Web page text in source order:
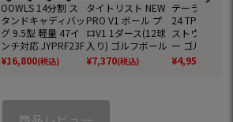
OOWLS 14分割 ス
タンドキャディバッ
グ 9.5型 軽量 47イ
ンチ対応 JYPRF23F
SB 【JYPER'Sオリ
ジナル商品】
¥16,800(税込)
タイトリスト NEW
PRO V1 ボール プ
ロV1 1ダース(12球
入り) ゴルフボール
2025年モデル TITL
EIST 日本正規品
¥7,370(税込)
テーラーメイ
24 TP5 TP5x
ストウレタン
ー ゴルフボー
ダース 全12
正規品
¥4,959